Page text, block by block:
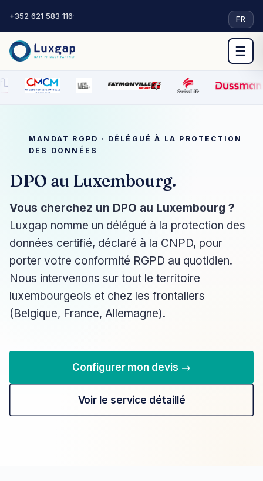
+352 621 583 116· FR
☰
MANDAT RGPD · DÉLÉGUÉ À LA PROTECTION
DES DONNÉES
DPO au Luxembourg.
Vous cherchez un DPO au Luxembourg ?
Luxgap nomme un délégué à la protection des
données certifié, déclaré à la CNPD, pour
porter votre conformité RGPD au quotidien.
Nous intervenons sur tout le territoire
luxembourgeois et chez les frontaliers
(Belgique, France, Allemagne).
Configurer mon devis →
Voir le service détaillé